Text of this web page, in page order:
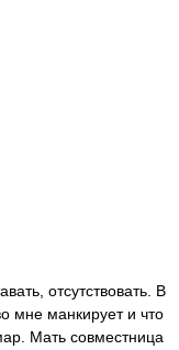
отсутствовать. В
мне манкирует и что
Мать совместница